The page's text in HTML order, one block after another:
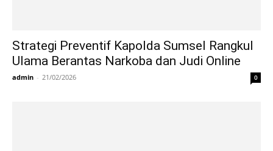
Strategi Preventif Kapolda Sumsel Rangkul
Ulama Berantas Narkoba dan Judi Online
admin - 21/02/2026 0